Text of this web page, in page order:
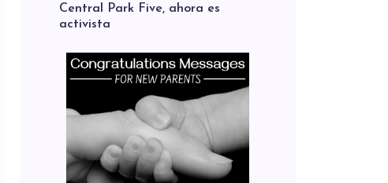
Central Park Five, ahora es
activista